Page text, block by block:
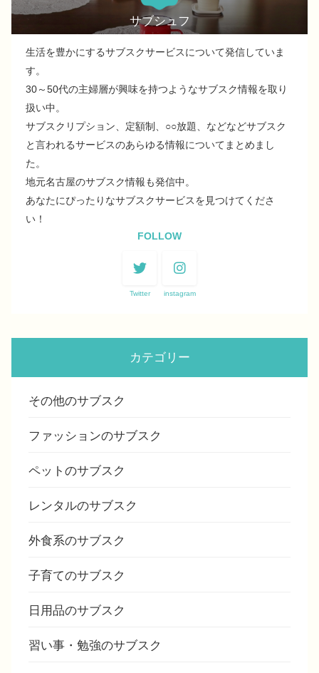
サブシュフ
生活を豊かにするサブスクサービスについて発信していま
す。
30～50代の主婦層が興味を持つようなサブスク情報を取り
扱い中。
サブスクリプション、定額制、○○放題、などなどサブスク
と言われるサービスのあらゆる情報についてまとめまし
た。
地元名古屋のサブスク情報も発信中。
あなたにぴったりなサブスクサービスを見つけてくださ
い！
FOLLOW
Twitter instagram
カテゴリー
その他のサブスク
ファッションのサブスク
ペットのサブスク
レンタルのサブスク
外食系のサブスク
子育てのサブスク
日用品のサブスク
習い事・勉強のサブスク